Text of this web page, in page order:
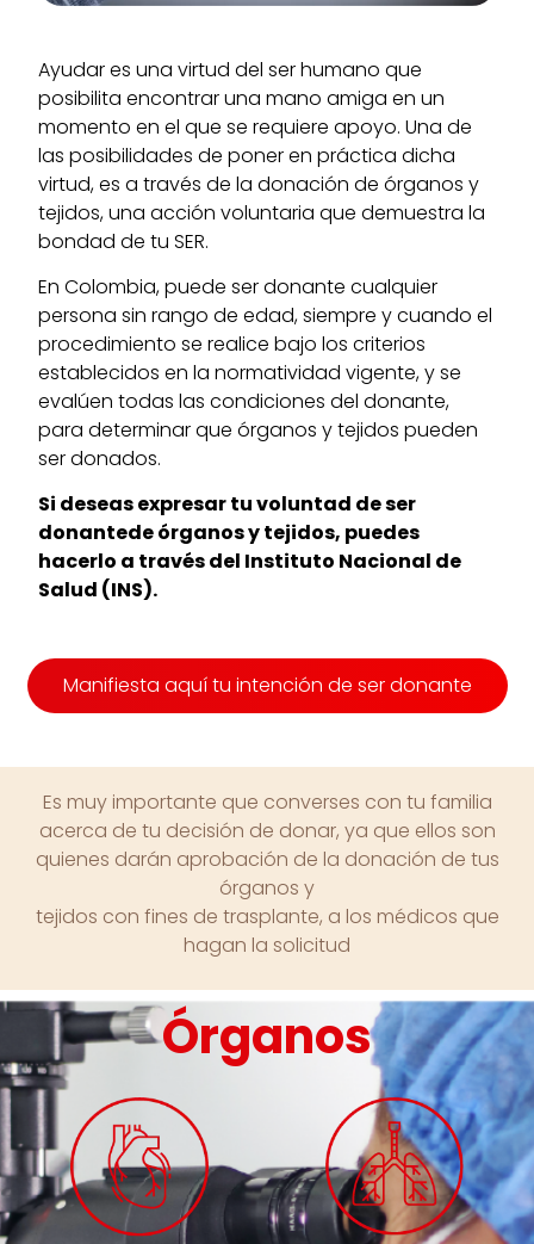
Ayudar es una virtud del ser humano que
posibilita encontrar una mano amiga en un
momento en el que se requiere apoyo. Una de
las posibilidades de poner en práctica dicha
virtud, es a través de la donación de órganos y
tejidos, una acción voluntaria que demuestra la
bondad de tu SER.
En Colombia, puede ser donante cualquier
persona sin rango de edad, siempre y cuando el
procedimiento se realice bajo los criterios
establecidos en la normatividad vigente, y se
evalúen todas las condiciones del donante,
para determinar que órganos y tejidos pueden
ser donados.
Si deseas expresar tu voluntad de ser
donantedeórganos y tejidos, puedes
hacerlo a través del Instituto Nacional de
Salud (INS).
Manifiesta aquí tu intención de ser donante
Es muy importante que converses con tu familia
acerca de tu decisión de donar, ya que ellos son
quienes darán aprobación de la donación de tus
órganos y
tejidos con fines de trasplante, a los médicos que
hagan la solicitud
Órganos